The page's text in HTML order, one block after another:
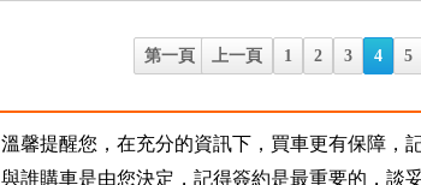
第一頁 上一頁 1 2 3 4 5
溫馨提醒您，在充分的資訊下，買車更有保障，
與誰購車是由您決定，記得簽約是最重要的，談